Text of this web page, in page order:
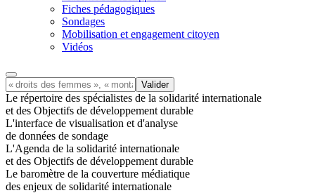
Fiches pédagogiques
Sondages
Mobilisation et engagement citoyen
Vidéos
Le répertoire des spécialistes de la solidarité internationale
et des Objectifs de développement durable
L'interface de visualisation et d'analyse
de données de sondage
L'Agenda de la solidarité internationale
et des Objectifs de développement durable
Le baromètre de la couverture médiatique
des enjeux de solidarité internationale